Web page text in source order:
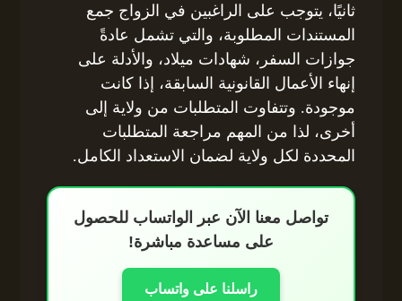
ثانيًا، يتوجب على الراغبين في الزواج جمع
المستندات المطلوبة، والتي تشمل عادةً
جوازات السفر، شهادات ميلاد، والأدلة على
إنهاء الأعمال القانونية السابقة، إذا كانت
موجودة. وتتفاوت المتطلبات من ولاية إلى
أخرى، لذا من المهم مراجعة المتطلبات
المحددة لكل ولاية لضمان الاستعداد الكامل.
تواصل معنا الآن عبر الواتساب للحصول
على مساعدة مباشرة!
راسلنا على واتساب